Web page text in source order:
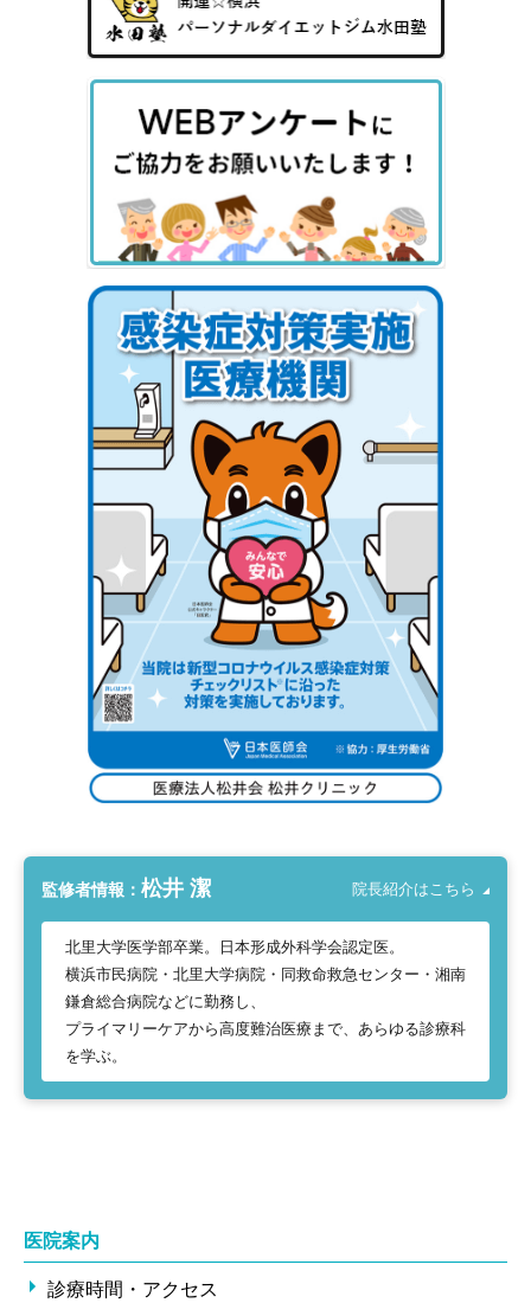
監修者情報： 松井 潔 院長紹介はこちら
北里大学医学部卒業。日本形成外科学会認定医。
横浜市民病院・北里大学病院・同救命救急センター・湘南
鎌倉総合病院などに勤務し、
プライマリーケアから高度難治医療まで、あらゆる診療科
を学ぶ。
医院案内
診療時間・アクセス